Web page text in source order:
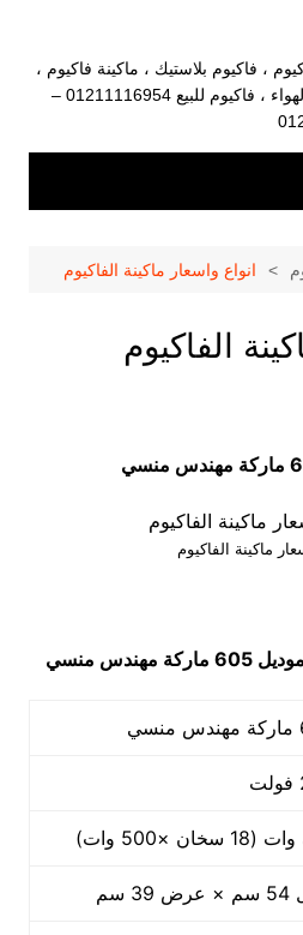
، فاكيوم بلاستيك ، ماكينة فاكيوم ،
ماكينة فاكيوم تغليف وسحب الهواء ، فاكيوم للبيع 01211116954 –
انواع واسعار ماكينة الفاكيوم
الفاكيوم
ماكينة الفاكيوم
موديل 605 ماركة مهندس منسي